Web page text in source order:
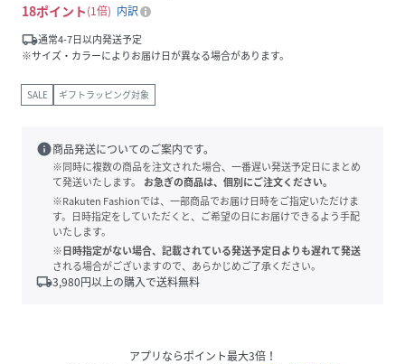
18ポイント 1倍
内訳
local_shipping通常4-7日以内発送予定
※サイズ・カラーによりお届け日が異なる場合があります。
SALE ギフトラッピング対象
info商品発送についてのご案内です。
※同時に複数の商品を注文された場合、一番遅い発送予定日にまとめ
て発送いたします。
お急ぎの商品は、個別にご注文ください。
※Rakuten Fashionでは、一部商品でお届け日時をご指定いただけま
す。日時指定をしていただくと、ご希望の日にお届けできるよう手配
いたします。
※日時指定がない場合、記載されている発送予定日よりも遅れて発送
される場合がございますので、あらかじめご了承ください。
local_shipping3,980円以上の購入で送料無料
アプリならポイント最大3倍！